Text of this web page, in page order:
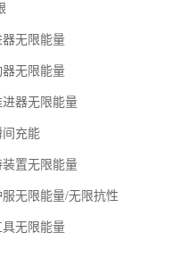
无限能量
无限能量
器无限能量
充能
置无限能量
无限能量/无限抗性
无限能量